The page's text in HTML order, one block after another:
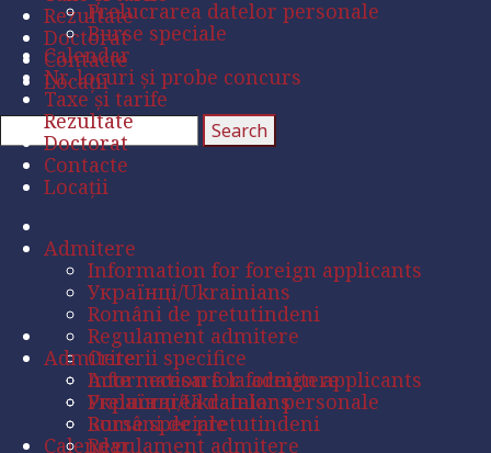
Rezultate
Doctorat
Contacte
Locații
Prelucrarea datelor personale
Burse speciale
Calendar
Nr. locuri și probe concurs
Taxe și tarife
Rezultate
Doctorat
Contacte
Locații
Admitere
Information for foreign applicants
Українці/Ukrainians
Români de pretutindeni
Regulament admitere
Criterii specifice
Acte necesare la admitere
Prelucrarea datelor personale
Burse speciale
Calendar
Admitere
Information for foreign applicants
Українці/Ukrainians
Români de pretutindeni
Regulament admitere